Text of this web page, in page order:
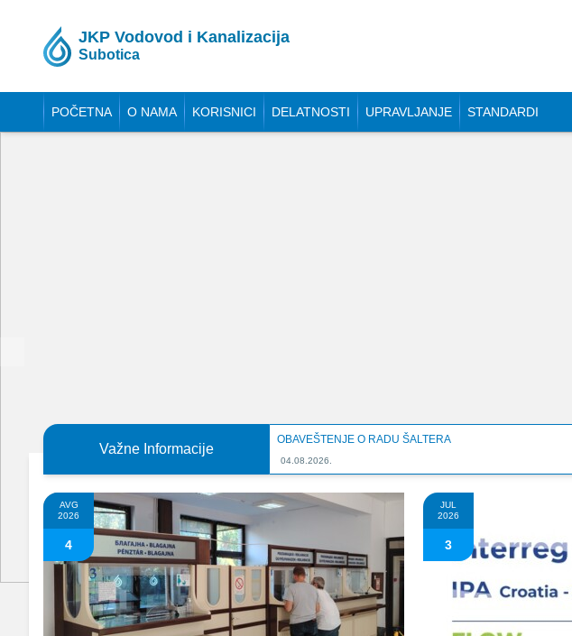
JKP Vodovod i Kanalizacija
Subotica
POČETNA O NAMA KORISNICI DELATNOSTI UPRAVLJANJE STANDARDI
Važne Informacije
OBAVEŠTENJE O RADU ŠALTERA
04.08.2026.
AVG
2026
4
JUL
2026
3